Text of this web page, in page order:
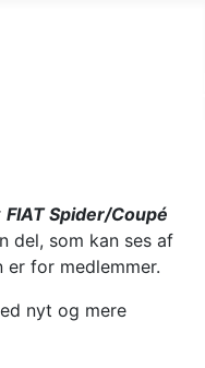
FIAT Spider/Coupé
del, som kan ses af
er for medlemmer.
nyt og mere